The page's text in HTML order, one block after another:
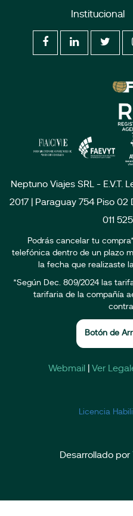
Institucional
Neptuno Viajes SRL - E.V.T.
2017 | Paraguay 754 Piso 02
011
Podrás cancelar tu
telefónica dentro de un plazo
la fecha que realizaste
*Según Dec. 809/2024 las
tarifaria de la compañía
Botón de
Webmail Ver
Licencia
Desarrollado por